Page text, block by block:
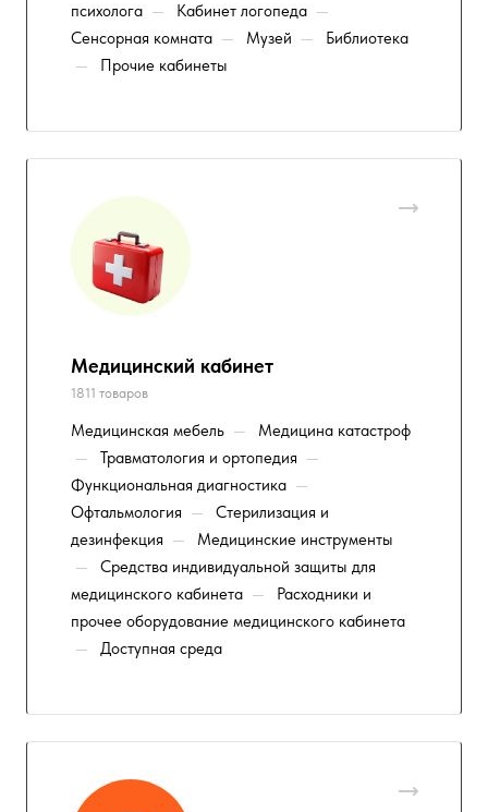
психолога — Кабинет логопеда —
Сенсорная комната — Музей —
Библиотека
—
Прочие кабинеты
Медицинский кабинет
1811 товаров
Медицинская мебель —
Медицина катастроф
—
Травматология и ортопедия —
Функциональная диагностика —
Офтальмология —
Стерилизация и
дезинфекция —
Медицинские инструменты
—
Средства индивидуальной защиты для
медицинского кабинета —
Расходники и
прочее оборудование медицинского кабинета
—
Доступная среда